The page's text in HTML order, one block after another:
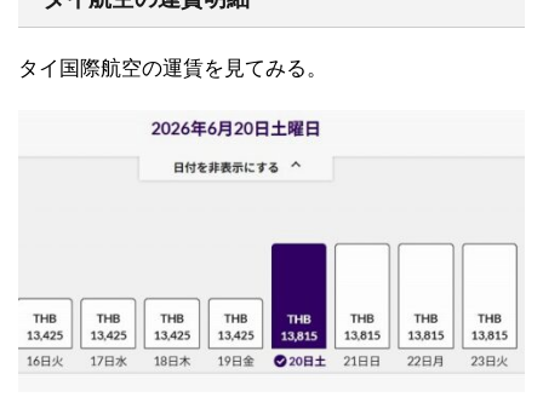
タイ国際航空の運賃を見てみる。